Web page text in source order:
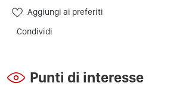
Aggiungi ai preferiti
Condividi
Punti di interesse